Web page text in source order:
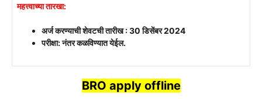
महत्त्वाच्या तारखा:
अर्ज करण्याची शेवटची तारीख : 30 डिसेंबर 2024
परीक्षा: नंतर कळविण्यात येईल.
BRO apply offline